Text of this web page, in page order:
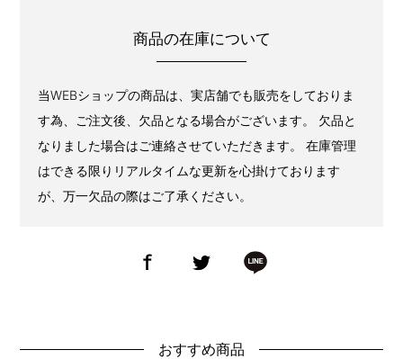
商品の在庫について
当WEBショップの商品は、実店舗でも販売をしておりま
す為、ご注文後、欠品となる場合がございます。 欠品と
なりました場合はご連絡させていただきます。 在庫管理
はできる限りリアルタイムな更新を心掛けております
が、万一欠品の際はご了承ください。
おすすめ商品